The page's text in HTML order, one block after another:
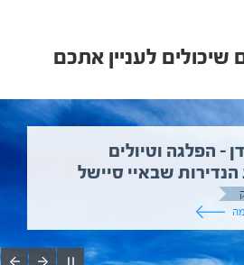
שיכולים לעניין אתכם
– הפלגה וטיולים
שבאיי סיישל